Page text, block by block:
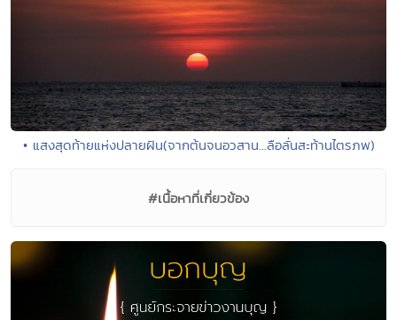
• แสงสุดท้ายแห่งปลายฝัน(จากต้นจนอวสาน...ลือลั่นสะท้านไตรภพ)
#เนื้อหาที่เกี่ยวข้อง